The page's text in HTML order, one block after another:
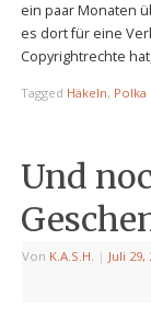
ein paar Monaten
es dort für eine
Copyrightrechte
Tagged Häkeln, Polka
Und
Von K.A.S.H. | Juli 29,